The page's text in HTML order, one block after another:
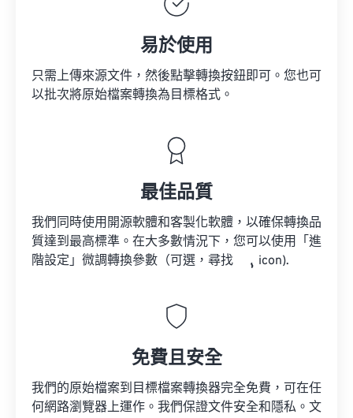
易於使用
只需上傳來源文件，然後點擊轉換按鈕即可。您也可
以批次將原始檔案轉換為目標格式。
最佳品質
我們同時使用開源軟體和客製化軟體，以確保轉換品
質達到最高標準。在大多數情況下，您可以使用「進
階設定」微調轉換參數（可選，尋找
icon).
免費且安全
我們的原始檔案到目標檔案轉換器完全免費，可在任
何網路瀏覽器上運作。我們保證文件安全和隱私。文